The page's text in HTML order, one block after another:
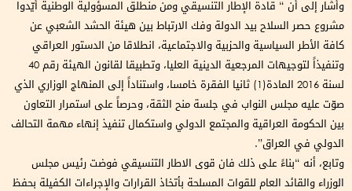
وأشار إلى أن “ قادة الإطار التنسيقي ومن منطلق المسؤولية الوطنية أيّدوا
مشروع حصر السلاح بيد الدولة وفك الارتباط بين هيئة الحشد الشعبي عن
كافة الأطر السياسية والحزبية والاجتماعية، انطلاقا من الدستور العراقي
وتنفيذاً لتوجيهات المرجعية الدينية العليا، وتطبيقا لقانون الهيئة رقم 40
لسنة 2016 المادة(1) ثانيا الفقرة خامسا، واستناداً إلى المنهاج الوزاري الذي
صوّت عليه مجلس النواب في جلسة منح الثقة، وحرصاً على استمرار التعاون
بين الحكومة العراقية والمجتمع الدولي واستكمال تنفيذ إنهاء مهمة التحالف
الدولي في العراق”.
وتابع، أنه “بناءً على ذلك فان قوى الاطار التنسيقي فوضت رئيس مجلس
الوزراء والقائد العام للقوات المسلحة بأتخاذ القرارات والإجراءات الكفيلة بحفظ